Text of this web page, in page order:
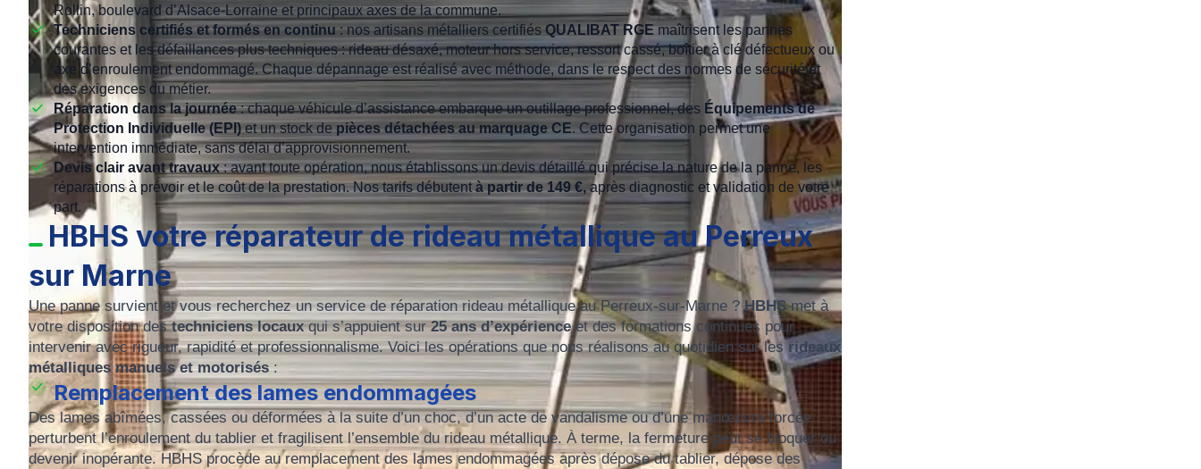
Rollin, boulevard d’Alsace-Lorraine et principaux axes de la commune.
Techniciens certifiés et formés en continu : nos artisans métalliers certifiés QUALIBAT RGEmaîtrisent les pannes
courantes et les défaillances plus techniques : rideau désaxé, moteur hors service, ressort cassé, boîtier à clé défectueux ou
axe d’enroulement endommagé. Chaque dépannage est réalisé avec méthode, dans le respect des normes de sécurité et
des exigences du métier.
Réparation dans la journée: chaque véhicule d’assistance embarque un outillage professionnel, des Équipements de
Protection Individuelle (EPI)et un stock depièces détachées au marquage CE. Cette organisation permet une
intervention immédiate, sans délai d’approvisionnement.
Devis clair avant travaux: avant toute opération, nous établissons un devis détaillé qui précise la nature de la panne, les
réparations à prévoir et le coût de la prestation. Nos tarifs débutentà partir de 149 €, après diagnostic et validation de votre
part.
HBHS votre réparateur de rideau métallique au Perreux
sur Marne
Une panne survient et vous recherchez un service de réparation rideau métallique au Perreux-sur-Marne ?HBHSmet à
votre disposition destechniciens locauxqui s’appuient sur25 ans d’expérienceet des formations continues pour
intervenir avec rigueur, rapidité et professionnalisme. Voici les opérations que nous réalisons au quotidien sur lesrideaux
métalliques manuels et motorisés:
Remplacement des lames endommagées
Des lames abîmées, cassées ou déformées à la suite d’un choc, d’un acte de vandalisme ou d’une manœuvre forcée
perturbent l’enroulement du tablier et fragilisent l’ensemble du rideau métallique. À terme, la fermeture peut se bloquer ou
devenir inopérante. HBHS procède au remplacement des lames endommagées après dépose du tablier, dépose des